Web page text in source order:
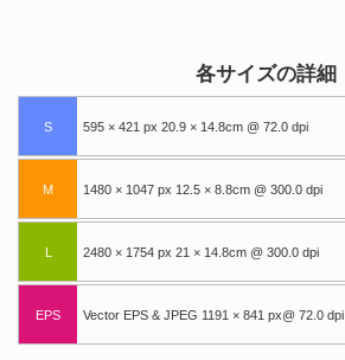
各サイズの詳細
S 595 × 421 px 20.9 × 14.8cm @ 72.0 dpi
M 1480 × 1047 px 12.5 × 8.8cm @ 300.0 dpi
L 2480 × 1754 px 21 × 14.8cm @ 300.0 dpi
EPS Vector EPS & JPEG 1191 × 841 px@ 72.0 dpi